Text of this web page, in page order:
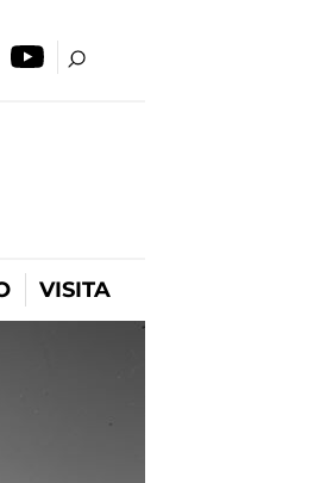
VISITA